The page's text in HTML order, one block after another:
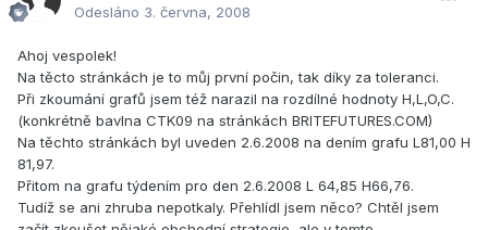
Odesláno 3. června, 2008
Ahoj vespolek!
Na těcto stránkách je to můj první počin, tak díky za toleranci.
Při zkoumání grafů jsem též narazil na rozdílné hodnoty H,L,O,C.
(konkrétně bavlna CTK09 na stránkách BRITEFUTURES.COM)
Na těchto stránkách byl uveden 2.6.2008 na dením grafu L81,00 H
81,97.
Přitom na grafu týdením pro den 2.6.2008 L 64,85 H66,76.
Tudíž se ani zhruba nepotkaly. Přehlídl jsem něco? Chtěl jsem